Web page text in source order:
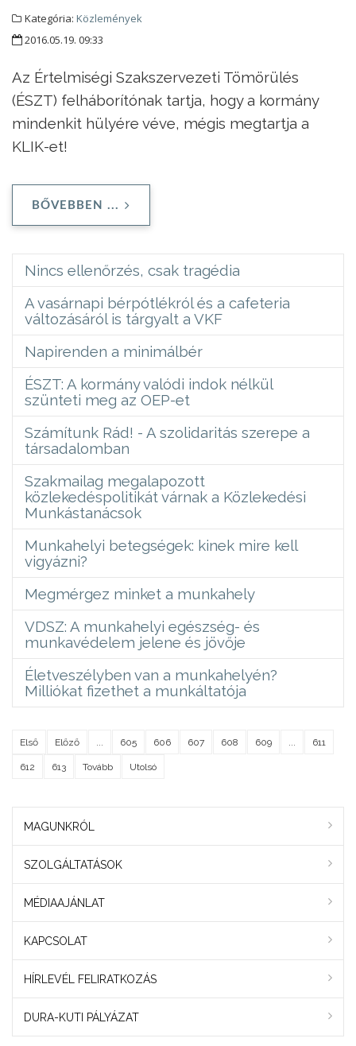
Kategória: Közlemények
2016.05.19. 09:33
Az Értelmiségi Szakszervezeti Tömörülés
(ÉSZT) felháborítónak tartja, hogy a kormány
mindenkit hülyére véve, mégis megtartja a
KLIK-et!
BŐVEBBEN ...
Nincs ellenőrzés, csak tragédia
A vasárnapi bérpótlékról és a cafeteria
változásáról is tárgyalt a VKF
Napirenden a minimálbér
ÉSZT: A kormány valódi indok nélkül
szünteti meg az OEP-et
Számítunk Rád! - A szolidaritás szerepe a
társadalomban
Szakmailag megalapozott
közlekedéspolitikát várnak a Közlekedési
Munkástanácsok
Munkahelyi betegségek: kinek mire kell
vigyázni?
Megmérgez minket a munkahely
VDSZ: A munkahelyi egészség- és
munkavédelem jelene és jövője
Életveszélyben van a munkahelyén?
Milliókat fizethet a munkáltatója
Első Előző 605 606 607 608 609 611
612 613 Tovább Utolsó
MAGUNKRÓL
SZOLGÁLTATÁSOK
MÉDIAAJÁNLAT
KAPCSOLAT
HÍRLEVÉL FELIRATKOZÁS
DURA-KUTI PÁLYÁZAT